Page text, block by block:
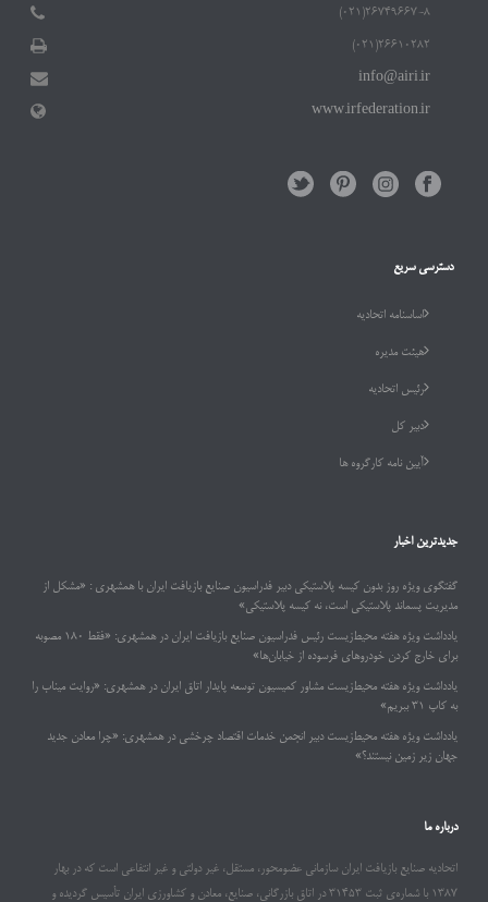
۲۶۷۴۹۶۶۷-۸(۰۲۱)
۲۶۶۱۰۲۸۲(۰۲۱)
info@airi.ir
www.irfederation.ir
دسترسی سریع
اساسنامه اتحادیه
هیئت مدیره
رئیس اتحادیه
دبیر کل
آیین نامه کارگروه ها
جدیدترین اخبار
گفتگوی ویژه روز بدون کیسه پلاستیکی دبیر فدراسیون صنایع بازیافت ایران با همشهری : «مشکل از
مدیریت پسماند پلاستیکی است، نه کیسه پلاستیکی»
یادداشت ویژه هفته محیط‌زیست رئیس فدراسیون صنایع بازیافت ایران در همشهری: «فقط ۱۸۰ مصوبه
برای خارج کردن خودروهای فرسوده از خیابان‌ها»
یادداشت ویژه هفته محیط‌زیست مشاور کمیسیون توسعه پایدار اتاق ایران در همشهری: «روایت میناب را
به کاپ ۳۱ ببریم»
یادداشت ویژه هفته محیط‌زیست دبیر انجمن خدمات اقتصاد چرخشی در همشهری: «چرا معادن جدید
جهان زیر زمین نیستند؟»
درباره ما
اتحادیه صنایع بازیافت ایران سازمانی عضومحور، مستقل، غیر دولتی و غیر انتفاعی است که در بهار
۱۳۸۷ با شماره‌ی ثبت ۳۱۴۵۳ در اتاق بازرگانی، صنایع، معادن و کشاورزی ایران تأسیس گردیده و